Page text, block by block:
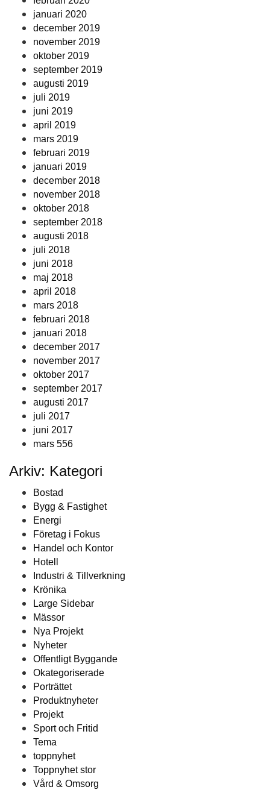
januari 2020
december 2019
november 2019
oktober 2019
september 2019
augusti 2019
juli 2019
juni 2019
april 2019
mars 2019
februari 2019
januari 2019
december 2018
november 2018
oktober 2018
september 2018
augusti 2018
juli 2018
juni 2018
maj 2018
april 2018
mars 2018
februari 2018
januari 2018
december 2017
november 2017
oktober 2017
september 2017
augusti 2017
juli 2017
juni 2017
mars 556
Arkiv: Kategori
Bostad
Bygg & Fastighet
Energi
Företag i Fokus
Handel och Kontor
Hotell
Industri & Tillverkning
Krönika
Large Sidebar
Mässor
Nya Projekt
Nyheter
Offentligt Byggande
Okategoriserade
Porträttet
Produktnyheter
Projekt
Sport och Fritid
Tema
toppnyhet
Toppnyhet stor
Vård & Omsorg